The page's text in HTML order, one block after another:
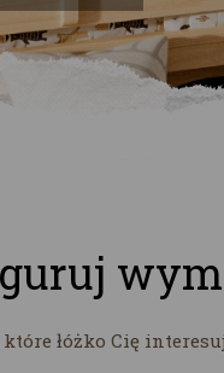
łóżko Cię